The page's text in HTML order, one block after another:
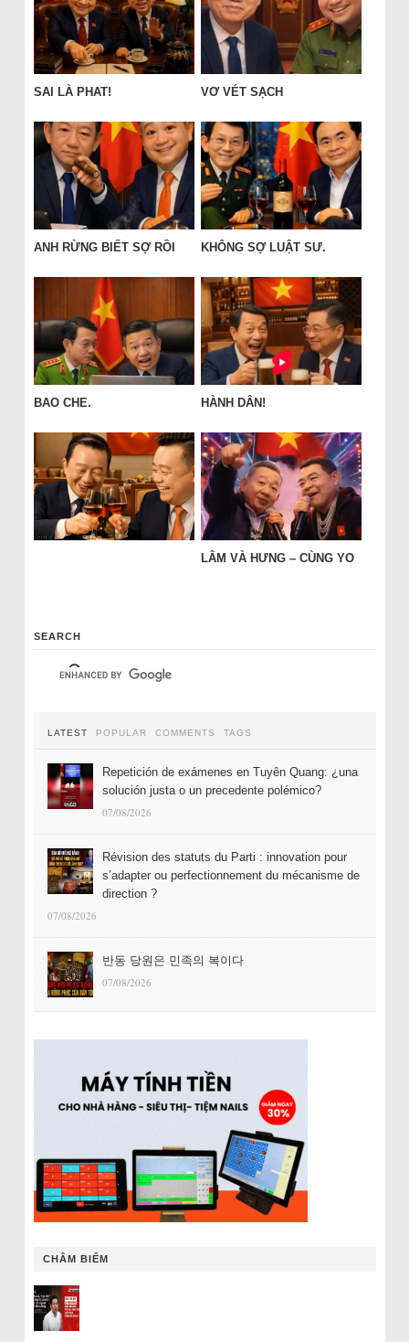
SAI LÀ PHAT! VƠ VÉT SẠCH
ANH RỪNG BIẾT SỢ RỒI KHÔNG SỢ LUẬT SƯ.
BAO CHE. HÀNH DÂN!
LÂM VÀ HƯNG – CÙNG YO
SEARCH
LATEST POPULAR COMMENTS TAGS
Repetición de exámenes en Tuyên Quang: ¿una
solución justa o un precedente polémico?
07/08/2026
Révision des statuts du Parti : innovation pour
s’adapter ou perfectionnement du mécanisme de
direction ?
07/08/2026
반동 당원은 민족의 복이다
07/08/2026
CHÂM BIẾM